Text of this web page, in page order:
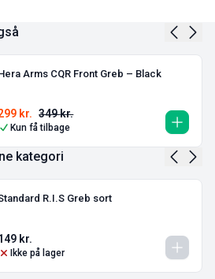
Arms CQR Front Greb – Black
349kr.
kr.
Kun få tilbage
kategori
R.I.S Greb sort
kr.
Ikke på lager